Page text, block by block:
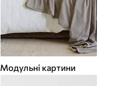
Модульні картини